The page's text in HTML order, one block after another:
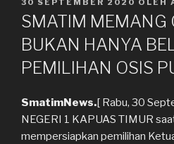
PADA
SMATIM MEMANG
BUKAN HANYA
PEMILIHAN OSIS
SmatimNews.[ Rabu, 30
NEGERI 1 KAPUAS TIMUR
mempersiapkan pemilihan